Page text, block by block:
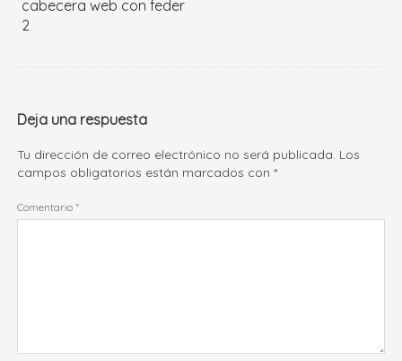
cabecera web con feder
2
Deja una respuesta
Tu dirección de correo electrónico no será publicada. Los
campos obligatorios están marcados con*
Comentario *